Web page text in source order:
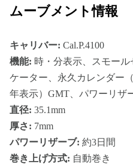
ムーブメント情報
キャリバー: Cal.P.4100
機能: 時・分表示、スモー
ケーター、永久カレンダー
年表示）GMT、パワーリザ
直径: 35.1mm
厚さ: 7mm
パワーリザーブ: 約3日間
巻き上げ方式: 自動巻き